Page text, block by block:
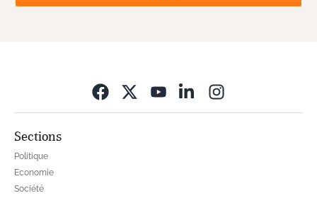
Sections
Politique
Economie
Société